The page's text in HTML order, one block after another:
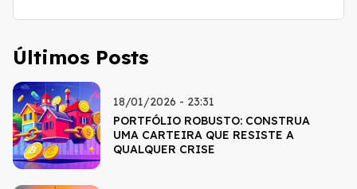
Últimos Posts
18/01/2026 - 23:31
PORTFÓLIO ROBUSTO: CONSTRUA
UMA CARTEIRA QUE RESISTE A
QUALQUER CRISE